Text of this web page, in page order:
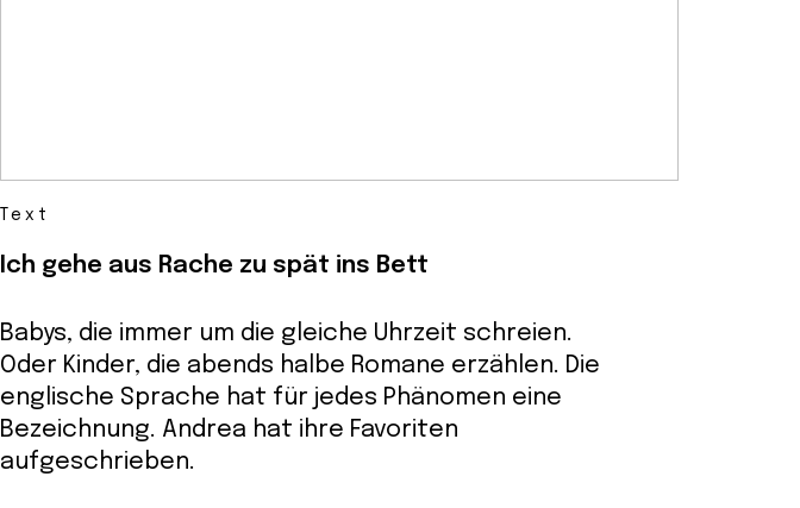
Text
Ich gehe aus Rache zu spät ins Bett
Babys, die immer um die gleiche Uhrzeit schreien.
Oder Kinder, die abends halbe Romane erzählen. Die
englische Sprache hat für jedes Phänomen eine
Bezeichnung. Andrea hat ihre Favoriten
aufgeschrieben.